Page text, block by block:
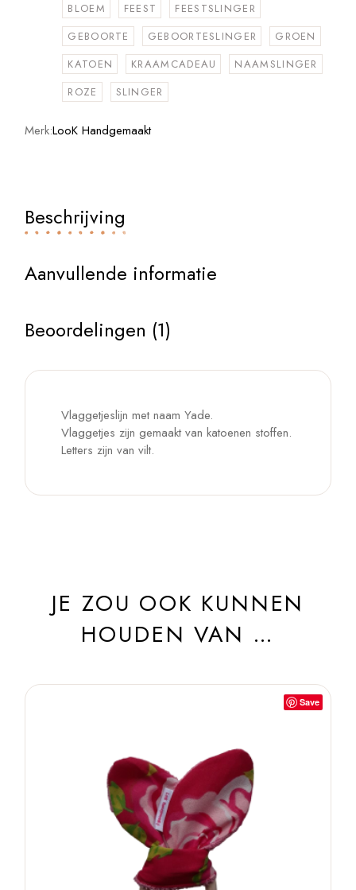
BLOEM
FEEST
FEESTSLINGER
GEBOORTE
GEBOORTESLINGER
GROEN
KATOEN
KRAAMCADEAU
NAAMSLINGER
ROZE
SLINGER
Merk:LooK Handgemaakt
Beschrijving
Aanvullende informatie
Beoordelingen (1)
Vlaggetjeslijn met naam Yade.
Vlaggetjes zijn gemaakt van katoenen stoffen.
Letters zijn van vilt.
JE ZOU OOK KUNNEN
HOUDEN VAN …
Save